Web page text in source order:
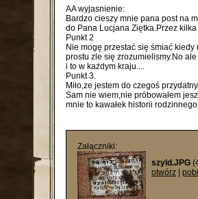
AA wyjasnienie:
Bardzo cieszy mnie pana post na
do Pana Lucjana Ziętka.Przez kilka
Punkt 2
Nie mogę przestać się śmiać
prostu zle się zrozumielismy.No
i to w każdym kraju....
Punkt 3.
Miło,ze jestem do czegoś
Sam nie wiem,nie próbowałem
mnie to kawałek historii
Załączniki:
szyld.JPG
otwórz